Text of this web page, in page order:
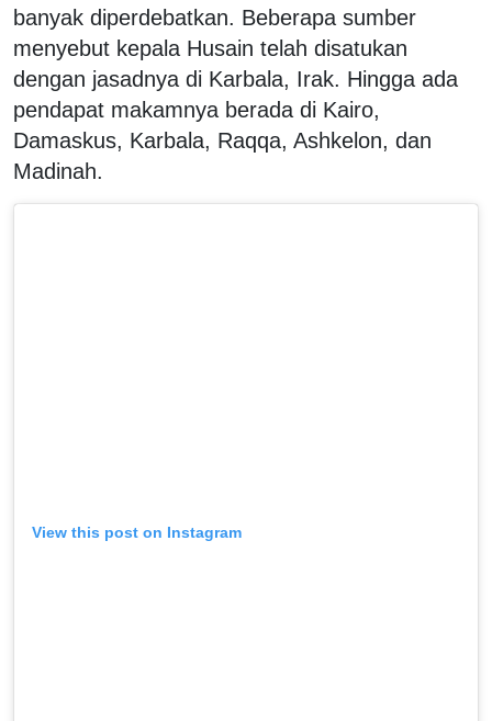
banyak diperdebatkan. Beberapa sumber
menyebut kepala Husain telah disatukan
dengan jasadnya di Karbala, Irak. Hingga ada
pendapat makamnya berada di Kairo,
Damaskus, Karbala, Raqqa, Ashkelon, dan
Madinah.
View this post on Instagram